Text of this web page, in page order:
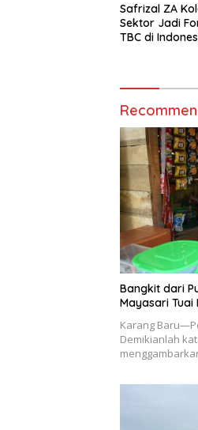
Safrizal ZA
Sektor Jadi
TBC di
Bangkit dari
Mayasari Tuai
Karang
Demikianlah